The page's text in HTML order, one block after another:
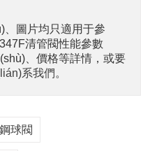
、圖片均只適用于參
清管閥性能參數
、價格等詳情，或要
系我們 。
球閥